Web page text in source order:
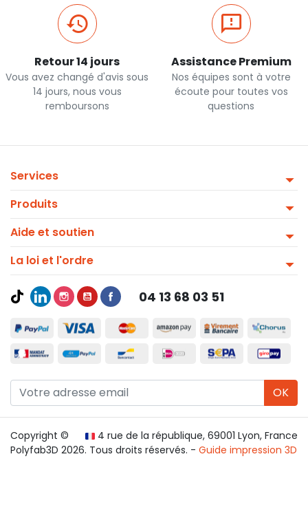
Retour 14 jours
Vous avez changé d'avis sous
14 jours, nous vous
remboursons
Assistance Premium
Nos équipes sont à votre
écoute pour toutes vos
questions
Services
Produits
Aide et soutien
La loi et l'ordre
04 13 68 03 51
OK
4 rue de la république, 69001 Lyon, France
Copyright ©
Polyfab3D 2026. Tous droits réservés. - Guide impression 3D